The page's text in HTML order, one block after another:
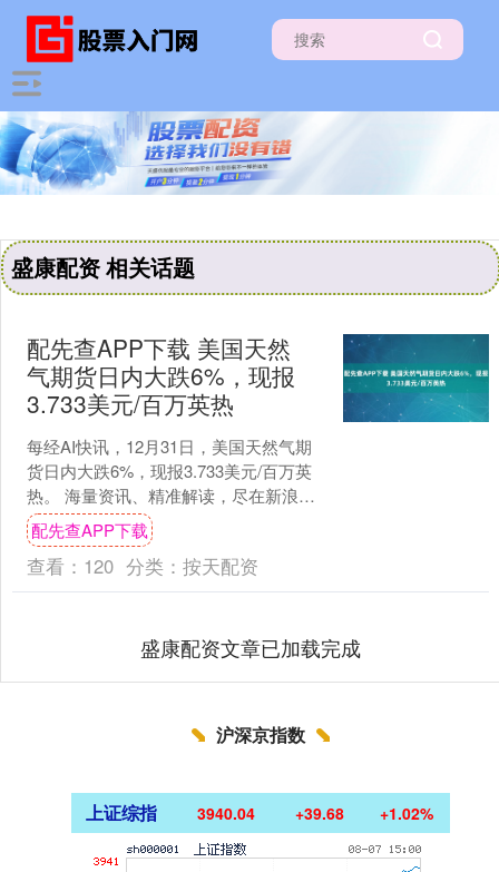
盛康配资 相关话题
配先查APP下载 美国天然
气期货日内大跌6%，现报
3.733美元/百万英热
每经AI快讯，12月31日，美国天然气期
货日内大跌6%，现报3.733美元/百万英
热。 海量资讯、精准解读，尽在新浪财
经APP....
配先查APP下载
查看： 120 分类： 按天配资
盛康配资文章已加载完成
沪深京指数
上证综指 3940.04 +39.68 +1.02%